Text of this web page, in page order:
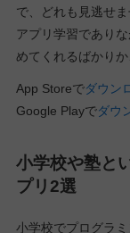
で、どれも見逃せま
アプリ学習であり
めてくれるばかり
App Storeでダウン
Google Playでダウ
小学校や塾と
プリ2選
小学校でプログラ